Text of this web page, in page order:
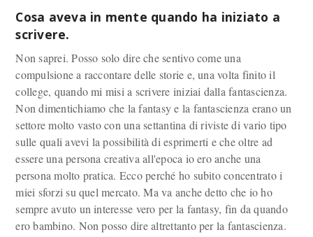
Cosa aveva in mente quando ha iniziato a
scrivere.
Non saprei. Posso solo dire che sentivo come una
compulsione a raccontare delle storie e, una volta finito il
college, quando mi misi a scrivere iniziai dalla fantascienza.
Non dimentichiamo che la fantasy e la fantascienza erano un
settore molto vasto con una settantina di riviste di vario tipo
sulle quali avevi la possibilità di esprimerti e che oltre ad
essere una persona creativa all'epoca io ero anche una
persona molto pratica. Ecco perché ho subito concentrato i
miei sforzi su quel mercato. Ma va anche detto che io ho
sempre avuto un interesse vero per la fantasy, fin da quando
ero bambino. Non posso dire altrettanto per la fantascienza.